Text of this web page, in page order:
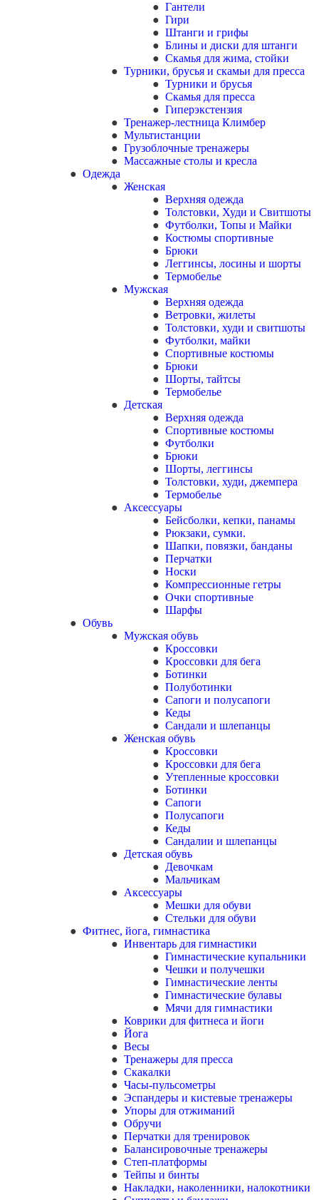
Гантели
Гири
Штанги и грифы
Блины и диски для штанги
Скамья для жима, стойки
Турники, брусья и скамьи для пресса
Турники и брусья
Скамья для пресса
Гиперэкстензия
Тренажер-лестница Климбер
Мультистанции
Грузоблочные тренажеры
Массажные столы и кресла
Одежда
Женская
Верхняя одежда
Толстовки, Худи и Свитшоты
Футболки, Топы и Майки
Костюмы спортивные
Брюки
Леггинсы, лосины и шорты
Термобелье
Мужская
Верхняя одежда
Ветровки, жилеты
Толстовки, худи и свитшоты
Футболки, майки
Спортивные костюмы
Брюки
Шорты, тайтсы
Термобелье
Детская
Верхняя одежда
Спортивные костюмы
Футболки
Брюки
Шорты, леггинсы
Толстовки, худи, джемпера
Термобелье
Аксессуары
Бейсболки, кепки, панамы
Рюкзаки, сумки.
Шапки, повязки, банданы
Перчатки
Носки
Компрессионные гетры
Очки спортивные
Шарфы
Обувь
Мужская обувь
Кроссовки
Кроссовки для бега
Ботинки
Полуботинки
Сапоги и полусапоги
Кеды
Сандали и шлепанцы
Женская обувь
Кроссовки
Кроссовки для бега
Утепленные кроссовки
Ботинки
Сапоги
Полусапоги
Кеды
Сандалии и шлепанцы
Детская обувь
Девочкам
Мальчикам
Аксессуары
Мешки для обуви
Стельки для обуви
Фитнес, йога, гимнастика
Инвентарь для гимнастики
Гимнастические купальники
Чешки и получешки
Гимнастические ленты
Гимнастические булавы
Мячи для гимнастики
Коврики для фитнеса и йоги
Йога
Весы
Тренажеры для пресса
Скакалки
Часы-пульсометры
Эспандеры и кистевые тренажеры
Упоры для отжиманий
Обручи
Перчатки для тренировок
Балансировочные тренажеры
Степ-платформы
Тейпы и бинты
Накладки, наколенники, налокотники